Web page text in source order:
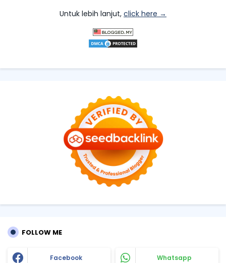
Untuk lebih lanjut, click here →
FOLLOW ME
Facebook Whatsapp